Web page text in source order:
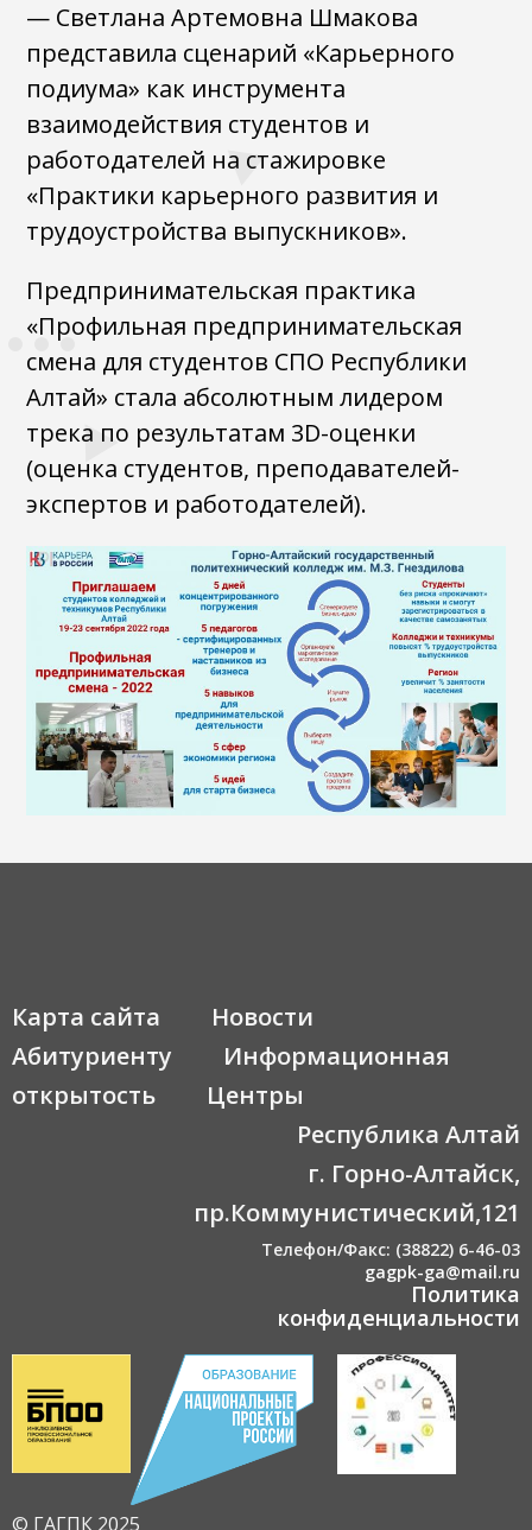
— Светлана Артемовна Шмакова
представила сценарий «Карьерного
подиума» как инструмента
взаимодействия студентов и
работодателей на стажировке
«Практики карьерного развития и
трудоустройства выпускников».
Предпринимательская практика
«Профильная предпринимательская
смена для студентов СПО Республики
Алтай» стала абсолютным лидером
трека по результатам 3D-оценки
(оценка студентов, преподавателей-
экспертов и работодателей).
Карта сайта
Новости
Абитуриенту
Информационная
открытость
Центры
Республика Алтай
г. Горно-Алтайск,
пр.Коммунистический,121
Телефон/Факс: (38822) 6-46-03
gagpk-ga@mail.ru
Политика
конфиденциальности
© ГАГПК 2025